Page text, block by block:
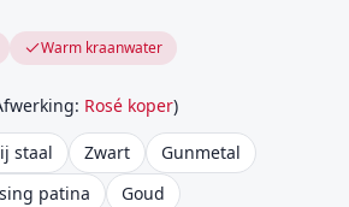
Warm kraanwater
: Rosé koper)
staal Zwart
Gunmetal
patina Goud